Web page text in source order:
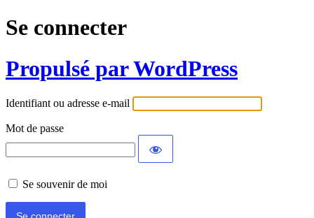
Se connecter
Propulsé par WordPress
Identifiant ou adresse e-mail
Mot de passe
Se souvenir de moi